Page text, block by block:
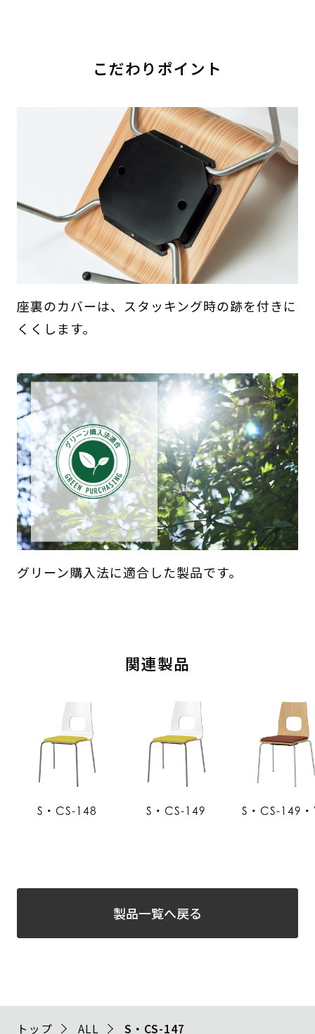
こだわりポイント
座裏のカバーは、スタッキング時の跡を付きに
くくします。
グリーン購入法に適合した製品です。
関連製品
S・CS-148 S・CS-149 S・CS-149
製品一覧へ戻る
トップ ALL S・CS-147